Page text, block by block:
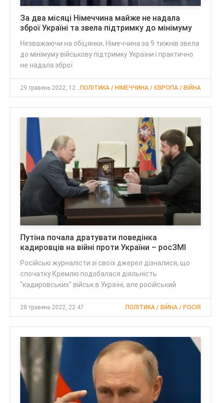
За два місяці Німеччина майже не надала
зброї Україні та звела підтримку до мінімуму
Незважаючи на обіцянки, Німеччина за 9 тижнів звела
до мінімуму військову підтримку України і практично
не надала зброї.
ПОЛІТИКА / НІМЕЧЧИНА / ЄВРОПА / ВІЙНА
Путіна почала дратувати поведінка
кадировців на війні проти України – росЗМІ
Російські журналісти зі своїх джерел дізналися, що
спочатку Кремлю подобалася діяльність
"кадировських" військ в Україні, але російський
28 травень 2022, 22:47 ПОЛІТИКА / ВІЙНА / РОСІЯ